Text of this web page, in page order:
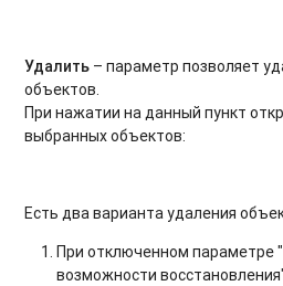
Удалить – параметр позволяет
объектов.
При нажатии на данный пункт
выбранных объектов:
Есть два варианта удаления
При отключенном параметре
возможности